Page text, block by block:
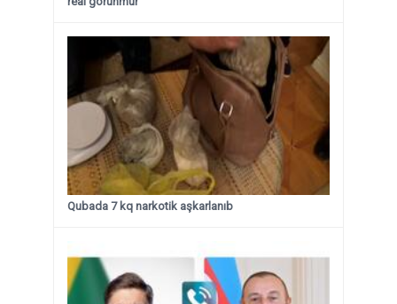
Qubada 7 kq narkotik aşkarlanıb